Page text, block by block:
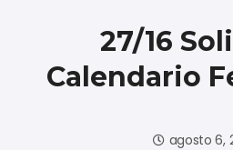
27/16
Calendario
agosto 6,